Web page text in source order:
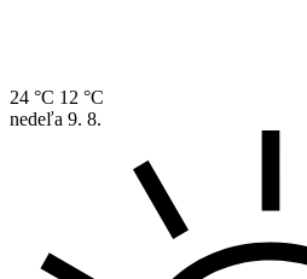
24 °C 12 °C
nedeľa 9. 8.